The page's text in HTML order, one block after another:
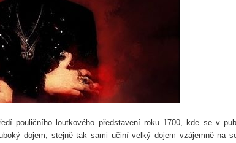
pouličního loutkového představení roku 1700, kde se v
dojem, stejně tak sami učiní velký dojem vzájemně na